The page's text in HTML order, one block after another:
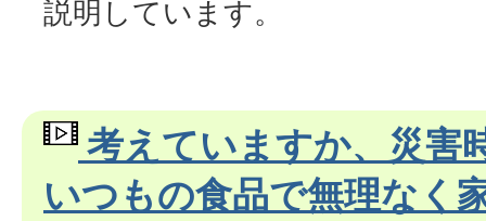
説明しています。
考えていますか、災害
いつもの食品で無理なく